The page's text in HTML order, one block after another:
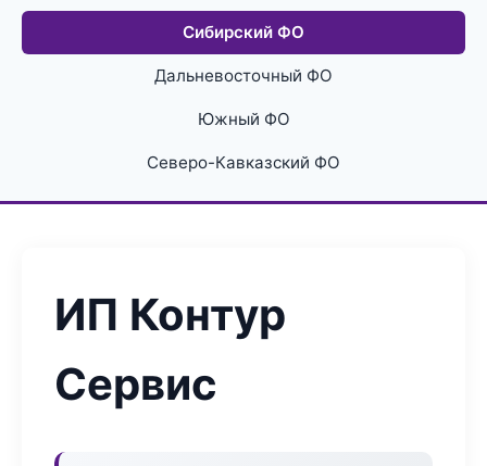
Сибирский ФО
Дальневосточный ФО
Южный ФО
Северо-Кавказский ФО
ИП Контур
Сервис